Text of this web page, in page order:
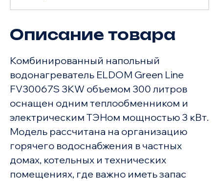
Товар
Характеристики
Описание товара
Комбинированный напольный
водонагреватель ELDOM Green Line
FV30067S 3KW объемом 300 литров
оснащен одним теплообменником и
электрическим ТЭНом мощностью 3 кВт.
Модель рассчитана на организацию
горячего водоснабжения в частных
домах, котельных и технических
помещениях, где важно иметь запас